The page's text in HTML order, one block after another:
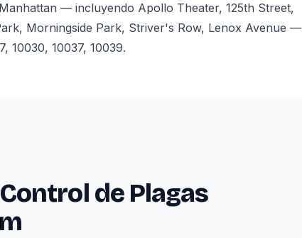
— incluyendo Apollo Theater, 125th Street,
Morningside Park, Striver's Row, Lenox Avenue —
10030, 10037, 10039.
de Plagas